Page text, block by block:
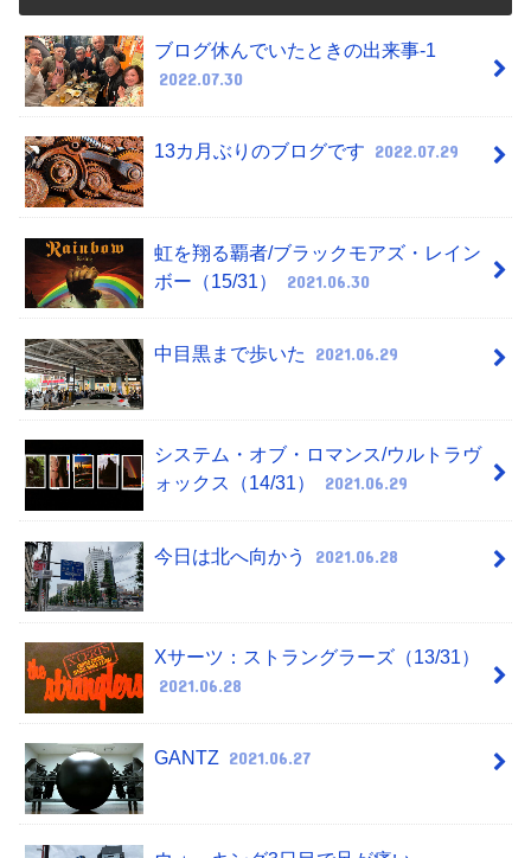
ブログ休んでいたときの出来事-1
2022.07.30
13カ月ぶりのブログです 2022.07.29
虹を翔る覇者/ブラックモアズ・レイン
ボー（15/31）
2021.06.30
中目黒まで歩いた 2021.06.29
システム・オブ・ロマンス/ウルトラヴ
ォックス（14/31）
2021.06.29
今日は北へ向かう 2021.06.28
Xサーツ：ストラングラーズ（13/31）
2021.06.28
GANTZ 2021.06.27